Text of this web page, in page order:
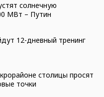
солнечную
МВт – Путин
12-дневный тренинг
столицы просят
точки